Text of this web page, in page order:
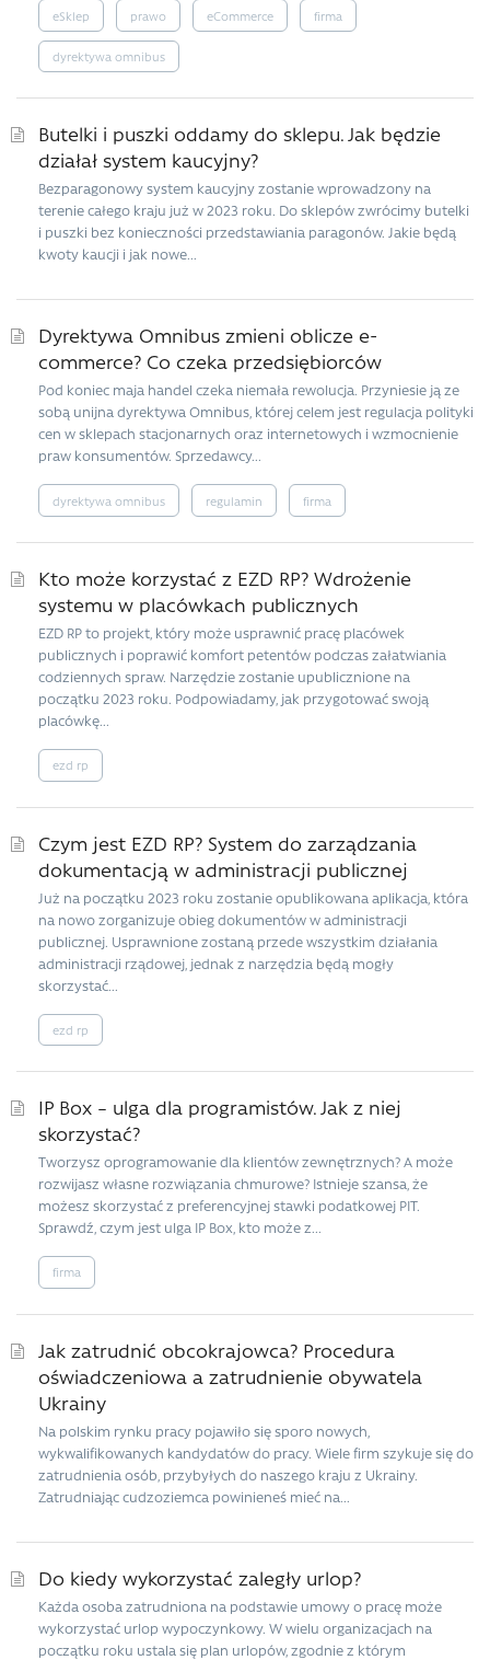
eSklep prawo eCommerce firma
dyrektywa omnibus
Butelki i puszki oddamy do sklepu. Jak będzie
działał system kaucyjny?
Bezparagonowy system kaucyjny zostanie wprowadzony na
terenie całego kraju już w 2023 roku. Do sklepów zwrócimy butelki
i puszki bez konieczności przedstawiania paragonów. Jakie będą
kwoty kaucji i jak nowe...
Dyrektywa Omnibus zmieni oblicze e-
commerce? Co czeka przedsiębiorców
Pod koniec maja handel czeka niemała rewolucja. Przyniesie ją ze
sobą unijna dyrektywa Omnibus, której celem jest regulacja polityki
cen w sklepach stacjonarnych oraz internetowych i wzmocnienie
praw konsumentów. Sprzedawcy...
dyrektywa omnibus regulamin firma
Kto może korzystać z EZD RP? Wdrożenie
systemu w placówkach publicznych
EZD RP to projekt, który może usprawnić pracę placówek
publicznych i poprawić komfort petentów podczas załatwiania
codziennych spraw. Narzędzie zostanie upublicznione na
początku 2023 roku. Podpowiadamy, jak przygotować swoją
placówkę...
ezd rp
Czym jest EZD RP? System do zarządzania
dokumentacją w administracji publicznej
Już na początku 2023 roku zostanie opublikowana aplikacja, która
na nowo zorganizuje obieg dokumentów w administracji
publicznej. Usprawnione zostaną przede wszystkim działania
administracji rządowej, jednak z narzędzia będą mogły
skorzystać...
ezd rp
IP Box – ulga dla programistów. Jak z niej
skorzystać?
Tworzysz oprogramowanie dla klientów zewnętrznych? A może
rozwijasz własne rozwiązania chmurowe? Istnieje szansa, że
możesz skorzystać z preferencyjnej stawki podatkowej PIT.
Sprawdź, czym jest ulga IP Box, kto może z...
firma
Jak zatrudnić obcokrajowca? Procedura
oświadczeniowa a zatrudnienie obywatela
Ukrainy
Na polskim rynku pracy pojawiło się sporo nowych,
wykwalifikowanych kandydatów do pracy. Wiele firm szykuje się do
zatrudnienia osób, przybyłych do naszego kraju z Ukrainy.
Zatrudniając cudzoziemca powinieneś mieć na...
Do kiedy wykorzystać zaległy urlop?
Każda osoba zatrudniona na podstawie umowy o pracę może
wykorzystać urlop wypoczynkowy. W wielu organizacjach na
początku roku ustala się plan urlopów, zgodnie z którym